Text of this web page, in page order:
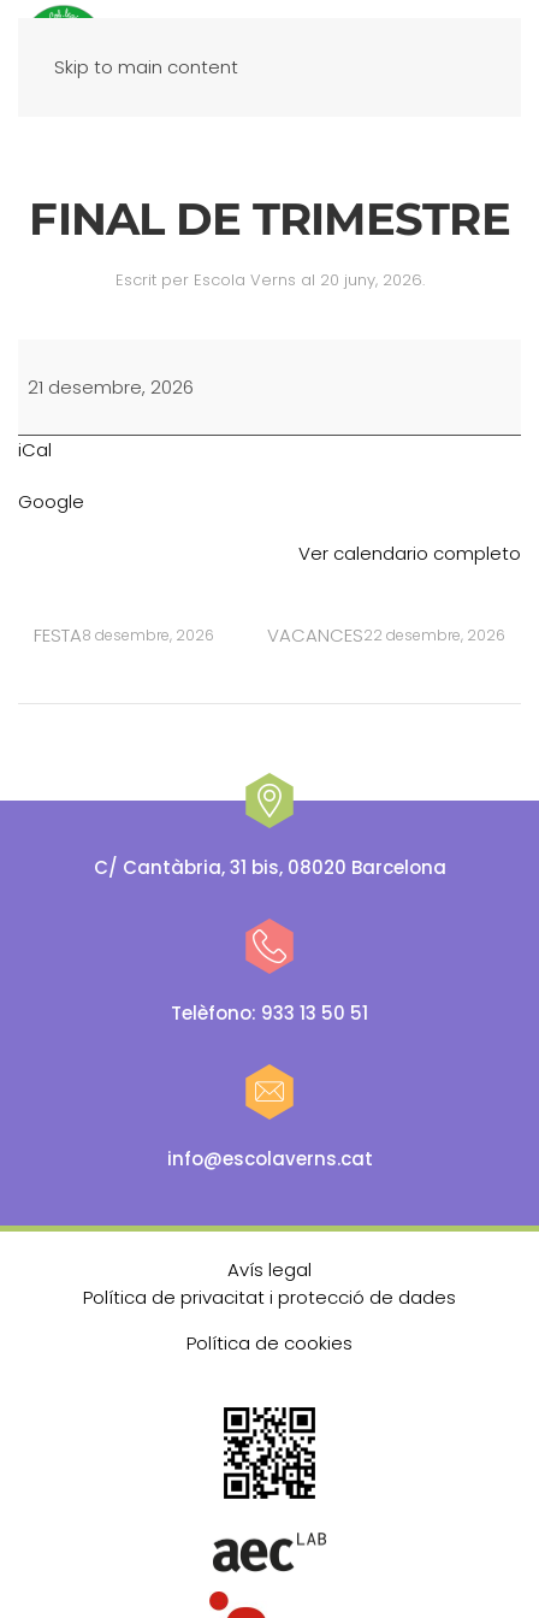
Skip to main content
FINAL DE TRIMESTRE
Escrit per Escola Verns al 20 juny, 2026.
DE
21 desembre, 2026
iCal
Google
Ver calendario completo
FESTA8 desembre, 2026 VACANCES22 desembre, 2026
C/ Cantàbria, 31 bis, 08020 Barcelona
Telèfono: 933 13 50 51
info@escolaverns.cat
Avís legal
Política de privacitat i protecció de dades
Política de cookies